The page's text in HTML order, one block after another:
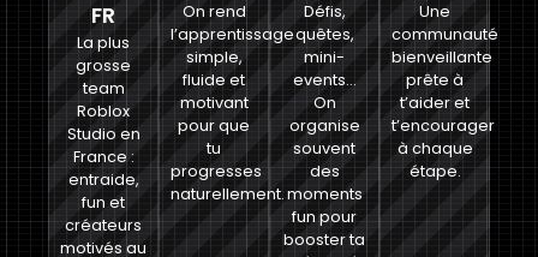
FR
La plus
grosse
team
Roblox
Studio en
France :
entraide,
fun et
créateurs
motivés au
On rend
l’apprentissage
simple,
fluide et
motivant
pour que
tu
progresses
naturellement.
Défis,
quêtes,
mini-
events…
On
organise
souvent
des
moments
fun pour
booster ta
Une
communauté
bienveillante
prête à
t’aider et
t’encourager
à chaque
étape.